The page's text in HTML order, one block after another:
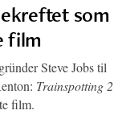
som
film
Steve Jobs til
Trainspotting 2
film.